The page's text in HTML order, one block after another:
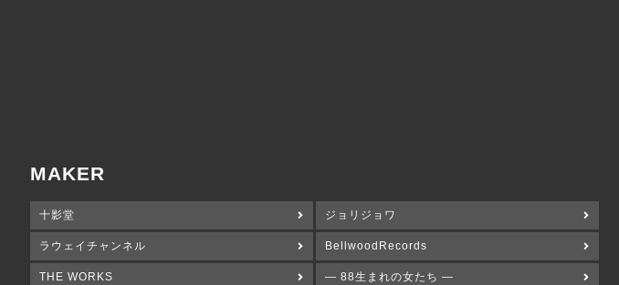
MAKER
十影堂 ジョリジョワ
ラウェイチャンネル BellwoodRecords
THE WORKS ― 88生まれの女たち ―